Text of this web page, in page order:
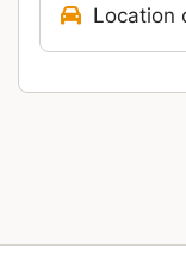
Location